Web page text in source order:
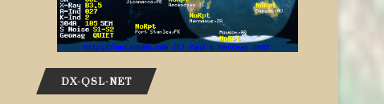
DX-QSL-NET